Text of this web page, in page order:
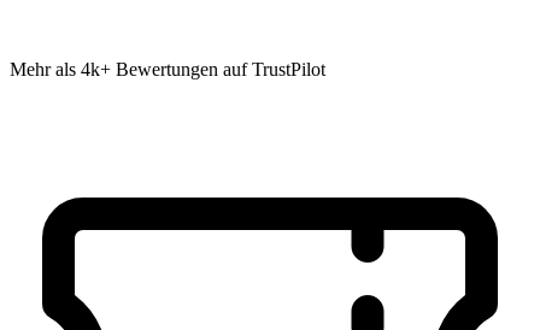
Mehr als 4k+ Bewertungen auf TrustPilot